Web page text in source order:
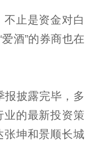
止是资金对白
酒”的券商也在
报披露完毕，多
业的最新投资策
张坤和景顺长城